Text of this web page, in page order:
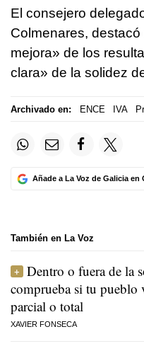
El consejero
Colmenares,
mejora» de los
clara» de la solidez
Archivado en: ENCE IVA
Añade a La Voz de Galicia en
También en La Voz
Dentro o fuera de la
comprueba si tu pueblo
parcial o total
XAVIER FONSECA